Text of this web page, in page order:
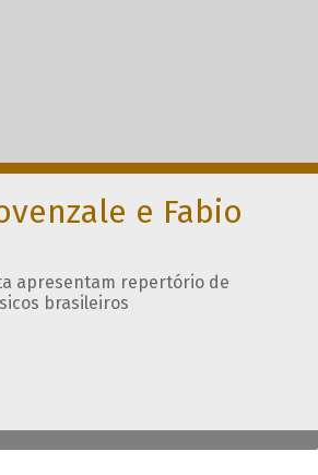
e Fabio
apresentam repertório de
brasileiros